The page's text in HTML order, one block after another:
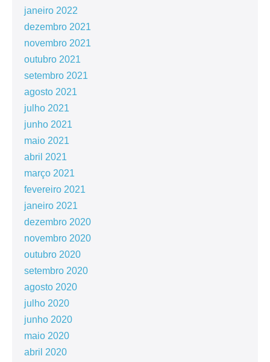
janeiro 2022
dezembro 2021
novembro 2021
outubro 2021
setembro 2021
agosto 2021
julho 2021
junho 2021
maio 2021
abril 2021
março 2021
fevereiro 2021
janeiro 2021
dezembro 2020
novembro 2020
outubro 2020
setembro 2020
agosto 2020
julho 2020
junho 2020
maio 2020
abril 2020